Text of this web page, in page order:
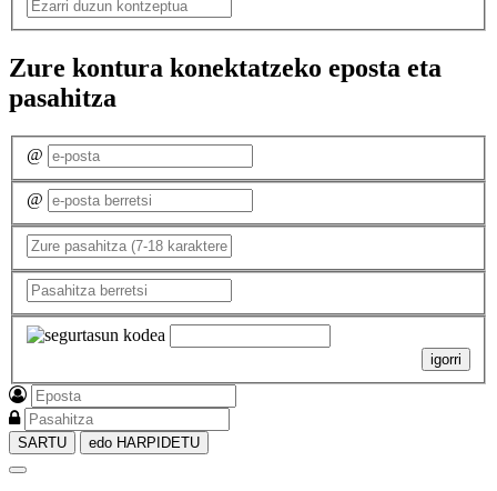
Zure kontura konektatzeko eposta eta
pasahitza
@
@
igorri
SARTU edo HARPIDETU